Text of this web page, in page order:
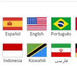
Español English Português
Indonesia Kiswahili فارسی